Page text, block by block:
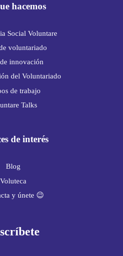
hacemos
Social Voluntare
voluntariado
innovación
del Voluntariado
de trabajo
Talks
de interés
Blog
Voluteca
y únete 😉